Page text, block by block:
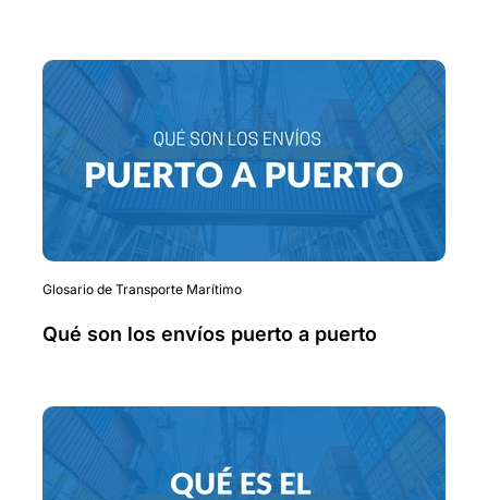
Glosario de Transporte Marítimo
Qué son los envíos puerto a puerto